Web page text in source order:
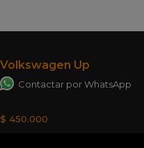
Volkswagen Up
Contactar por WhatsApp
$ 450.000